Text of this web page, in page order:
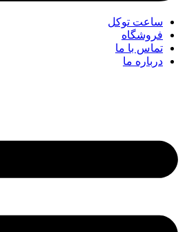
ساعت توکل
فروشگاه
تماس با ما
درباره ما